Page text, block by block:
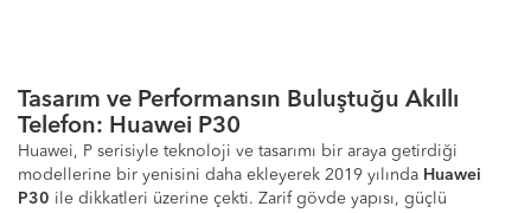
Tasarım ve Performansın Buluştuğu Akıllı
Telefon: Huawei P30
Huawei, P serisiyle teknoloji ve tasarımı bir araya getirdiği
modellerine bir yenisini daha ekleyerek 2019 yılında Huawei
P30 ile dikkatleri üzerine çekti. Zarif gövde yapısı, güçlü